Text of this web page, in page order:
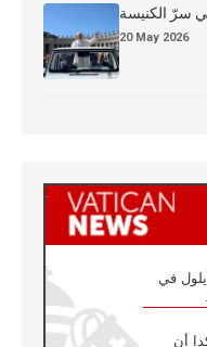
في سرّ الكنيسة
20 May 2026
في
أن